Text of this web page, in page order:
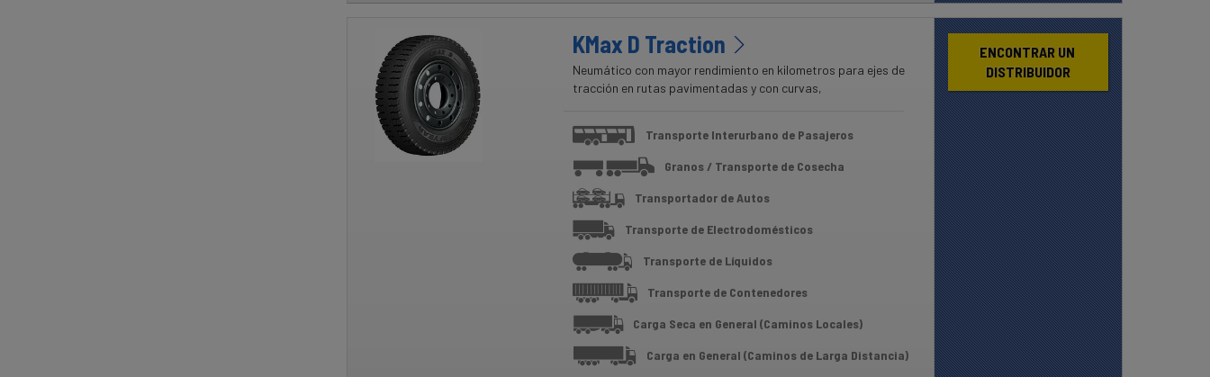
KMax D Traction
Neumático con mayor rendimiento en kilometros para ejes de
tracción en rutas pavimentadas y con curvas,
Transporte Interurbano de Pasajeros
Granos / Transporte de Cosecha
Transportador de Autos
Transporte de Electrodomésticos
Transporte de Líquidos
Transporte de Contenedores
Carga Seca en General (Caminos Locales)
Carga en General (Caminos de Larga Distancia)
ENCONTRAR UN
DISTRIBUIDOR